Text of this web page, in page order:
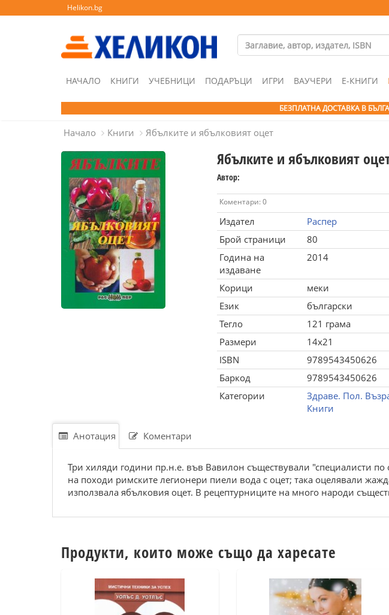
Helikon.bg
НАЧАЛО КНИГИ УЧЕБНИЦИ ПОДАРЪЦИ ИГРИ ВАУЧЕРИ Е-КНИГИ
БЕЗПЛАТНА ДОСТАВКА В
Начало Книги Ябълките и ябълковият оцет
Ябълките и ябълковият
Автор:
Коментари: 0
Издател
Распер
Брой страници
80
Година на
издаване
2014
Корици
меки
Език
български
Тегло
121 грама
Размери
14x21
ISBN
9789543450626
Баркод
9789543450626
Категории
Здраве. Пол.
Книги
Анотация Коментари
Три хиляди години пр.н.е. във Вавилон съществували "специалисти по
на походи римските легионери пиели вода с оцет; така оцелявали
използвала ябълковия оцет. В рецептурниците на много народи
Продукти, които може също да харесате